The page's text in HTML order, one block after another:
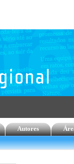
Autores